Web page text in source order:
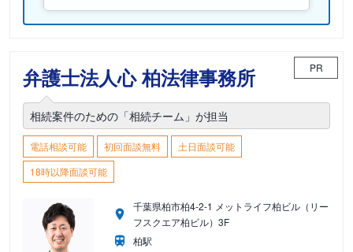
弁護士法人心 柏法律事務所 PR
相続案件のための「相続チーム」が担当
電話相談可能 初回面談無料
土日面談可能
18時以降面談可能
千葉県柏市柏4-2-1 メットライフ柏ビル（リー
フスクエア柏ビル）3F
柏駅